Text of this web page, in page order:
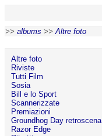
>> albums >>Altre foto
Altre foto
Riviste
Tutti Film
Sosia
Bill e lo Sport
Scannerizzate
Premiazioni
Groundhog Day retroscena
Razor Edge